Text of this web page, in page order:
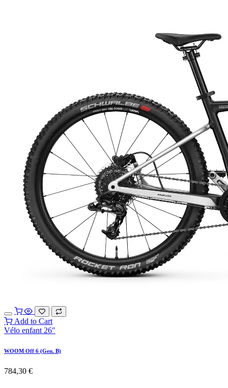
Add to Cart
Vélo enfant 26"
WOOM Off 6 (Gen. B)
784,30 €